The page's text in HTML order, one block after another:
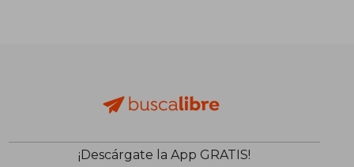
¡Descárgate la App GRATIS!